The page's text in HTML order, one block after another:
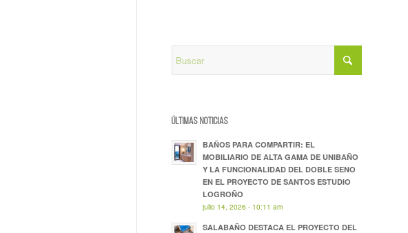
ÚLTIMAS NOTICIAS
BAÑOS PARA COMPARTIR: EL
MOBILIARIO DE ALTA GAMA DE UNIBAÑO
Y LA FUNCIONALIDAD DEL DOBLE SENO
EN EL PROYECTO DE SANTOS ESTUDIO
LOGROÑO
julio 14, 2026 - 10:11 am
SALABAÑO DESTACA EL PROYECTO DEL